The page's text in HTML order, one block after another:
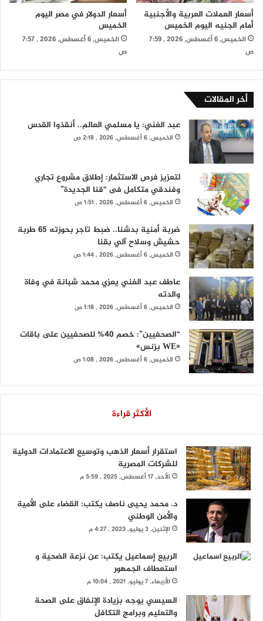
أسعار العملات العربية والأجنبية
أمام الجنيه اليوم الخميس
الخميس, 6 أغسطس, 2026 , 7:59
ص
أسعار الدولار في مصر اليوم
الخميس
الخميس, 6 أغسطس, 2026 , 7:57
ص
أخر المقالات
عبد الغني: يا مسلمي العالم.. أنقذوا القدس
الخميس, 6 أغسطس, 2026 , 2:18 ص
لتعزيز فرص الاستثمار: إطلاق مشروع تجاري
وفندقي متكامل فى “قنا الجديدة”
الخميس, 6 أغسطس, 2026 , 1:51 ص
ضربة أمنية بدشنا.. ضبط تاجر بحوزته 65 طربة
حشيش وسلاح آلي بقنا
الخميس, 6 أغسطس, 2026 , 1:44 ص
عاطف عبد الغني يعزي محمد شبانة في وفاة
والدته
الخميس, 6 أغسطس, 2026 , 1:18 ص
“الصحفيين”: خصم 40% للصحفيين على باقات
«WE بزنس»
الخميس, 6 أغسطس, 2026 , 1:08 ص
الأكثر قراءة
استقرار أسعار الذهب وتوسيع الاعتمادات الدولية
للشركات المصرية
الأحد, 17 أغسطس, 2025 , 5:59 م
د. محمد يحيى ناصف يكتب: القضاء على الأمية
والأمن الوطني
الإثنين, 3 يوليو, 2023 , 4:27 م
الربيع إسماعيل يكتب: عن نزعة الضحية و
استعطاف الجمهور
الأربعاء, 7 يوليو, 2021 , 10:04 م
السيسي يوجه بزيادة الإنفاق على الصحة
والتعليم وبرامج التكافل